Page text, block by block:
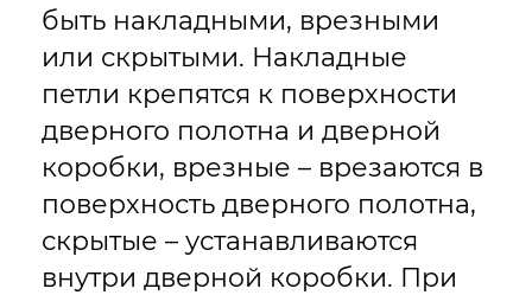
быть накладными, врезными
или скрытыми. Накладные
петли крепятся к поверхности
дверного полотна и дверной
коробки, врезные – врезаются в
поверхность дверного полотна,
скрытые – устанавливаются
внутри дверной коробки. При